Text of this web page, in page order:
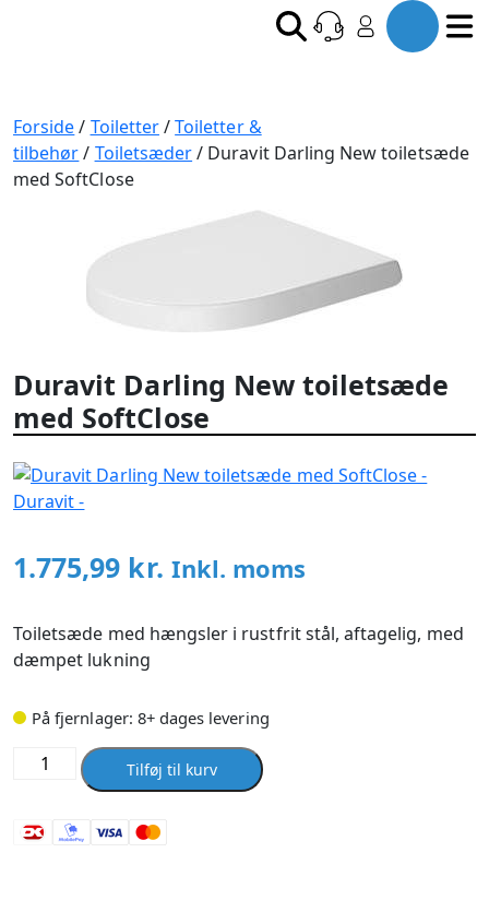
Forside/ Toiletter/Toiletter &
tilbehør/ Toiletsæder/ Duravit Darling New toiletsæde
med SoftClose
Duravit Darling New toiletsæde
med SoftClose
1.775,99 kr. Inkl. moms
Toiletsæde med hængsler i rustfrit stål, aftagelig, med
dæmpet lukning
På fjernlager: 8+ dages levering
Duravit
toiletsæde
Tilføj til kurv